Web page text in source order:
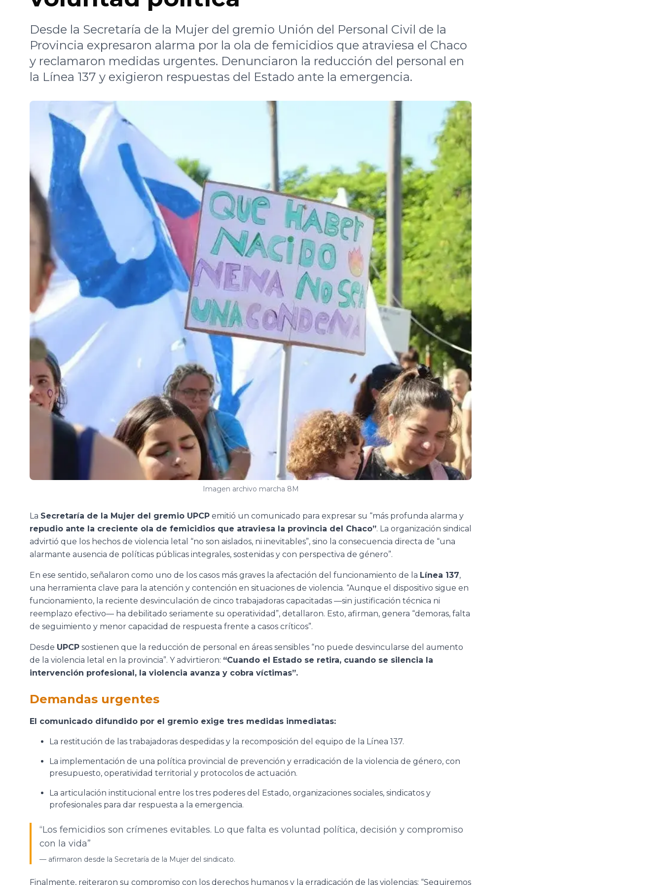
Desde la Secretaría de la Mujer del gremio Unión del Personal Civil de la
Provincia expresaron alarma por la ola de femicidios que atraviesa el Chaco
y reclamaron medidas urgentes. Denunciaron la reducción del personal en
la Línea 137 y exigieron respuestas del Estado ante la emergencia.
Imagen archivo marcha 8M
La Secretaría de la Mujer del gremio UPCP emitió un comunicado para expresar su “más profunda alarma y
repudio ante la creciente ola de femicidios que atraviesa la provincia del Chaco”. La organización sindical
advirtió que los hechos de violencia letal “no son aislados, ni inevitables”, sino la consecuencia directa de “una
alarmante ausencia de políticas públicas integrales, sostenidas y con perspectiva de género”.
En ese sentido, señalaron como uno de los casos más graves la afectación del funcionamiento de la Línea 137,
una herramienta clave para la atención y contención en situaciones de violencia. “Aunque el dispositivo sigue en
funcionamiento, la reciente desvinculación de cinco trabajadoras capacitadas —sin justificación técnica ni
reemplazo efectivo— ha debilitado seriamente su operatividad”, detallaron. Esto, afirman, genera “demoras, falta
de seguimiento y menor capacidad de respuesta frente a casos críticos”.
Desde UPCP sostienen que la reducción de personal en áreas sensibles “no puede desvincularse del aumento
de la violencia letal en la provincia”. Y advirtieron: “Cuando el Estado se retira, cuando se silencia la
intervención profesional, la violencia avanza y cobra víctimas”.
Demandas urgentes
El comunicado difundido por el gremio exige tres medidas inmediatas:
La restitución de las trabajadoras despedidas y la recomposición del equipo de la Línea 137.
La implementación de una política provincial de prevención y erradicación de la violencia de género, con
presupuesto, operatividad territorial y protocolos de actuación.
La articulación institucional entre los tres poderes del Estado, organizaciones sociales, sindicatos y
profesionales para dar respuesta a la emergencia.
“Los femicidios son crímenes evitables. Lo que falta es voluntad política, decisión y compromiso
con la vida”
— afirmaron desde la Secretaría de la Mujer del sindicato.
Finalmente, reiteraron su compromiso con los derechos humanos y la erradicación de las violencias: “Seguiremos